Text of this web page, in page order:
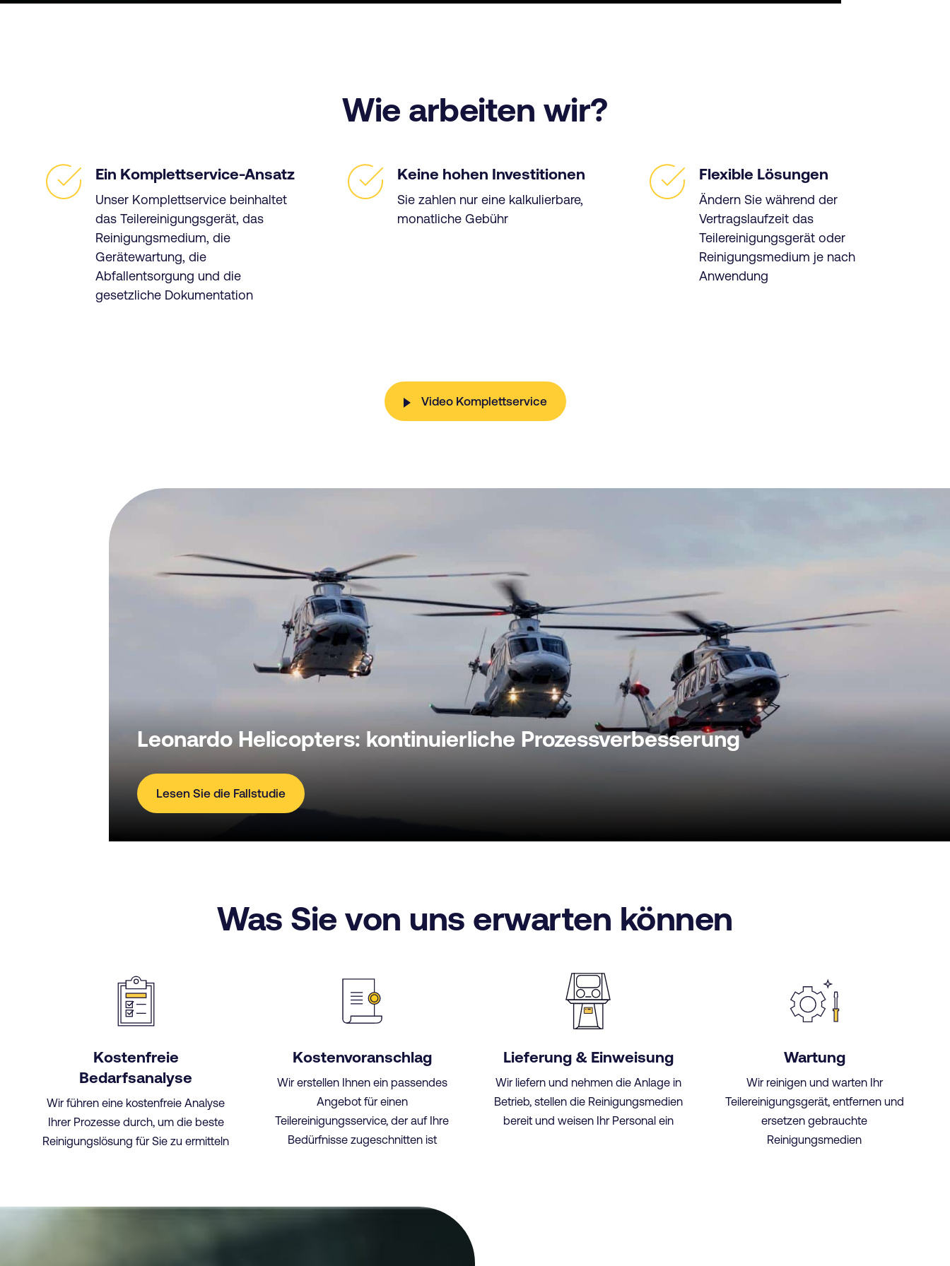
Wie arbeiten wir?
Ein Komplettservice-Ansatz
Unser Komplettservice beinhaltet
das Teilereinigungsgerät, das
Reinigungsmedium, die
Gerätewartung, die
Abfallentsorgung und die
gesetzliche Dokumentation
Keine hohen Investitionen
Sie zahlen nur eine kalkulierbare,
monatliche Gebühr
Flexible Lösungen
Ändern Sie während der
Vertragslaufzeit das
Teilereinigungsgerät oder
Reinigungsmedium je nach
Anwendung
Video Komplettservice
Leonardo Helicopters: kontinuierliche Prozessverbesserung
Lesen Sie die Fallstudie
Was Sie von uns erwarten können
Kostenfreie
Bedarfsanalyse
Wir führen eine kostenfreie Analyse
Ihrer Prozesse durch, um die beste
Reinigungslösung für Sie zu ermitteln
Kostenvoranschlag
Wir erstellen Ihnen ein passendes
Angebot für einen
Teilereinigungsservice, der auf Ihre
Bedürfnisse zugeschnitten ist
Lieferung & Einweisung
Wir liefern und nehmen die Anlage in
Betrieb, stellen die Reinigungsmedien
bereit und weisen Ihr Personal ein
Wartung
Wir reinigen und warten Ihr
Teilereinigungsgerät, entfernen und
ersetzen gebrauchte
Reinigungsmedien